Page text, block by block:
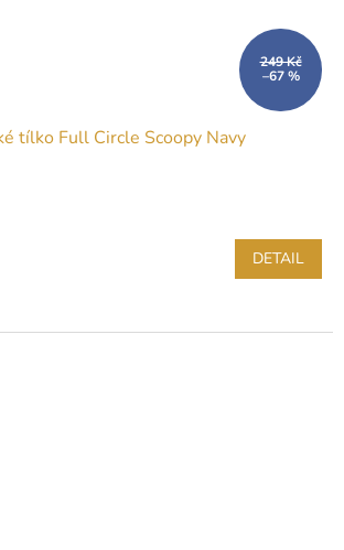
249 Kč
–67 %
tílko Full Circle Scoopy Navy
DETAIL